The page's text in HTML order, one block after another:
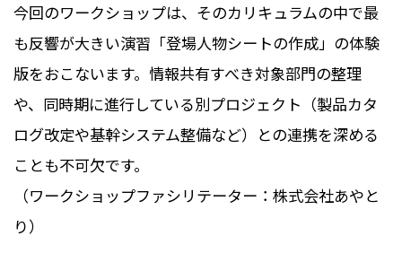
今回のワークショップは、そのカリキュラムの中で最
も反響が大きい演習「登場人物シートの作成」の体験
版をおこないます。情報共有すべき対象部門の整理
や、同時期に進行している別プロジェクト（製品カタ
ログ改定や基幹システム整備など）との連携を深める
ことも不可欠です。
（ワークショップファシリテーター：株式会社あやと
り）